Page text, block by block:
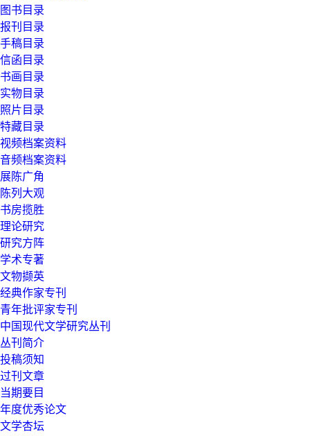
图书目录
报刊目录
手稿目录
信函目录
书画目录
实物目录
照片目录
特藏目录
视频档案资料
音频档案资料
展陈广角
陈列大观
书房揽胜
理论研究
研究方阵
学术专著
文物撷英
经典作家专刊
青年批评家专刊
中国现代文学研究丛刊
丛刊简介
投稿须知
过刊文章
当期要目
年度优秀论文
文学杏坛